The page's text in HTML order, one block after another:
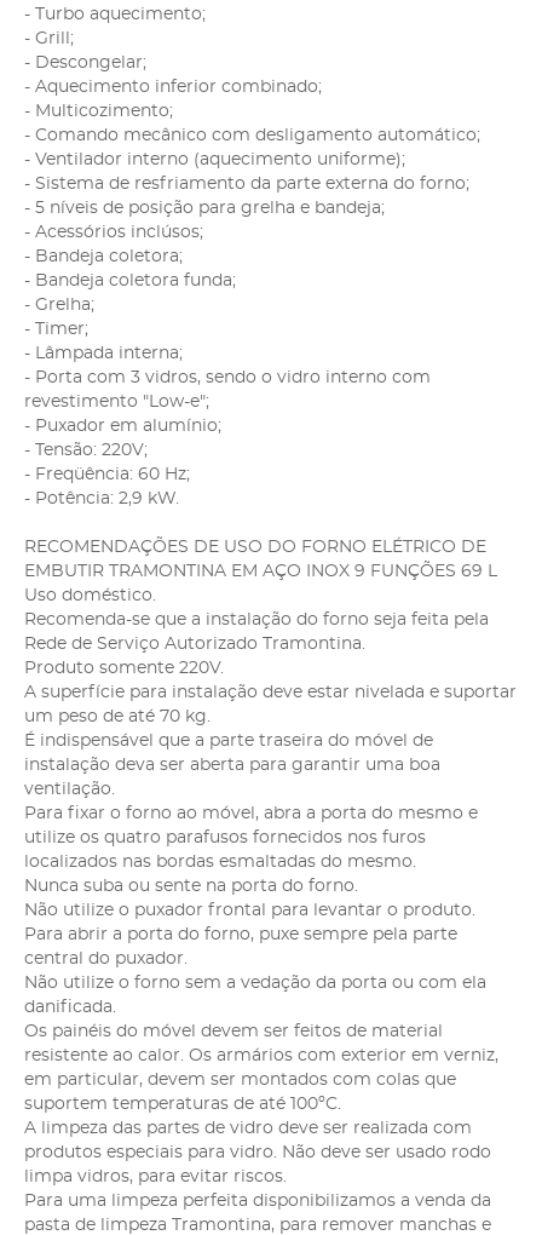
- Turbo aquecimento;
- Grill;
- Descongelar;
- Aquecimento inferior combinado;
- Multicozimento;
- Comando mecânico com desligamento automático;
- Ventilador interno (aquecimento uniforme);
- Sistema de resfriamento da parte externa do forno;
- 5 níveis de posição para grelha e bandeja;
- Acessórios inclúsos;
- Bandeja coletora;
- Bandeja coletora funda;
- Grelha;
- Timer;
- Lâmpada interna;
- Porta com 3 vidros, sendo o vidro interno com
revestimento "Low-e";
- Puxador em alumínio;
- Tensão: 220V;
- Freqüência: 60 Hz;
- Potência: 2,9 kW.
RECOMENDAÇÕES DE USO DO FORNO ELÉTRICO DE
EMBUTIR TRAMONTINA EM AÇO INOX 9 FUNÇÕES 69 L
Uso doméstico.
Recomenda-se que a instalação do forno seja feita pela
Rede de Serviço Autorizado Tramontina.
Produto somente 220V.
A superfície para instalação deve estar nivelada e suportar
um peso de até 70 kg.
É indispensável que a parte traseira do móvel de
instalação deva ser aberta para garantir uma boa
ventilação.
Para fixar o forno ao móvel, abra a porta do mesmo e
utilize os quatro parafusos fornecidos nos furos
localizados nas bordas esmaltadas do mesmo.
Nunca suba ou sente na porta do forno.
Não utilize o puxador frontal para levantar o produto.
Para abrir a porta do forno, puxe sempre pela parte
central do puxador.
Não utilize o forno sem a vedação da porta ou com ela
danificada.
Os painéis do móvel devem ser feitos de material
resistente ao calor. Os armários com exterior em verniz,
em particular, devem ser montados com colas que
suportem temperaturas de até 100ºC.
A limpeza das partes de vidro deve ser realizada com
produtos especiais para vidro. Não deve ser usado rodo
limpa vidros, para evitar riscos.
Para uma limpeza perfeita disponibilizamos a venda da
pasta de limpeza Tramontina, para remover manchas e